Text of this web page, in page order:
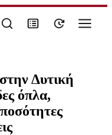
Δυτική
όπλα,